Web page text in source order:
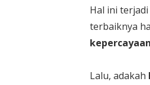
Hal ini
terbaiknya
Lalu, adakah